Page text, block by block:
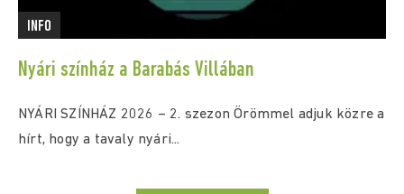
INFO
Nyári színház a Barabás Villában
NYÁRI SZÍNHÁZ 2026 – 2. szezon Örömmel adjuk közre a
hírt, hogy a tavaly nyári...